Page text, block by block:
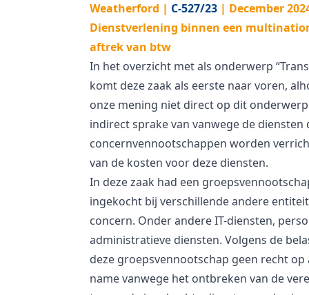
Weatherford | C-527/23 | December
Dienstverlening binnen een
aftrek van btw
In het overzicht met als onderwerp
komt deze zaak als eerste naar voren,
onze mening niet direct op dit
indirect sprake van vanwege de diensten
concernvennootschappen worden
van de kosten voor deze diensten.
In deze zaak had een
ingekocht bij verschillende andere
concern. Onder andere IT-diensten,
administratieve diensten. Volgens de
deze groepsvennootschap geen recht
name vanwege het ontbreken van de